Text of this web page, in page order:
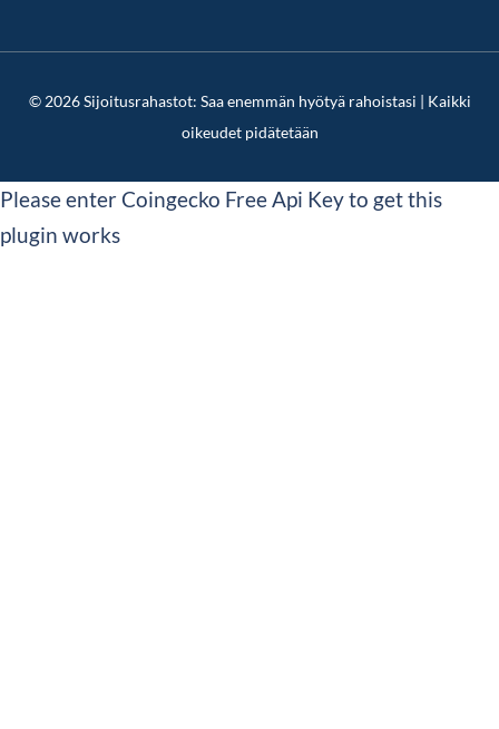
© 2026 Sijoitusrahastot: Saa enemmän hyötyä rahoistasi | Kaikki
oikeudet pidätetään
Please enter Coingecko Free Api Key to get this
plugin works